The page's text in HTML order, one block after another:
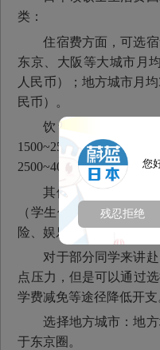
类：
住宿费方面，可选
东京、大阪等大城市月
人民币）；地方城市月
民币）。
饮食费方面，自
1500~2500元人民币）
2500~4000元人民币）。
其他开支包括但不
（学生优惠），通讯、
险、娱乐、杂费等：月
对于部分同学来讲
点压力，但是可以通过
学费减免等途径降低开支
选择地方城市：地
于东京圈。
您
残忍拒绝